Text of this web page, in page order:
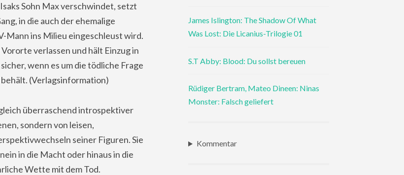
Sohn Max verschwindet, setzt
in die auch der ehemalige
Mann ins Milieu eingeschleust wird.
verlassen und hält Einzug in
wenn es um die tödliche Frage
(Verlagsinformation)
überraschend introspektiver
sondern von leisen,
seiner Figuren. Sie
in die Macht oder hinaus in die
Wette mit dem Tod.
James Islington: The Shadow Of What
Was Lost: Die Licanius-Trilogie 01
S.T Abby: Blood: Du sollst bereuen
Rüdiger Bertram, Mateo Dineen: Ninas
Monster: Falsch geliefert
Kommentar